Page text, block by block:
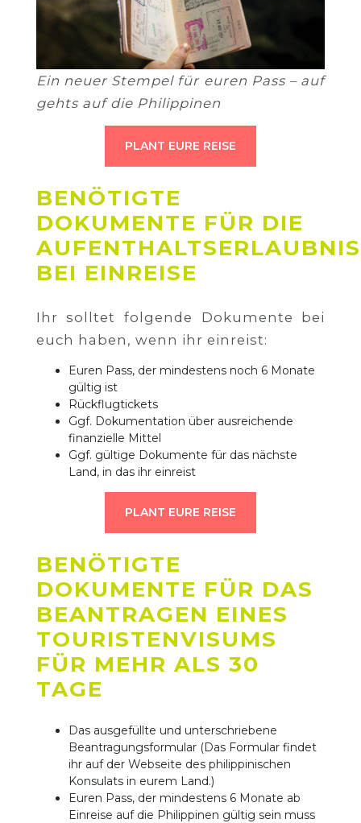
Ein neuer Stempel für euren Pass – auf
gehts auf die Philippinen
PLANT EURE REISE
BENÖTIGTE
DOKUMENTE FÜR DIE
AUFENTHALTSERLAUBNIS
BEI EINREISE
Ihr solltet folgende Dokumente bei
euch haben, wenn ihr einreist:
Euren Pass, der mindestens noch 6 Monate
gültig ist
Rückflugtickets
Ggf. Dokumentation über ausreichende
finanzielle Mittel
Ggf. gültige Dokumente für das nächste
Land, in das ihr einreist
PLANT EURE REISE
BENÖTIGTE
DOKUMENTE FÜR DAS
BEANTRAGEN EINES
TOURISTENVISUMS
FÜR MEHR ALS 30
TAGE
Das ausgefüllte und unterschriebene
Beantragungsformular (Das Formular findet
ihr auf der Webseite des philippinischen
Konsulats in eurem Land.)
Euren Pass, der mindestens 6 Monate ab
Einreise auf die Philippinen gültig sein muss